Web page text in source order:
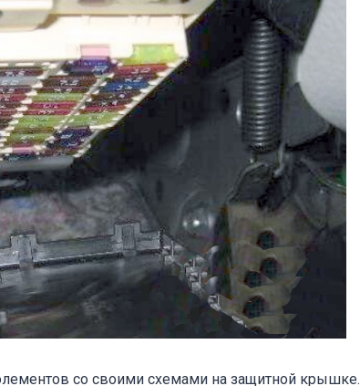
со своими схемами на защитной крышке.